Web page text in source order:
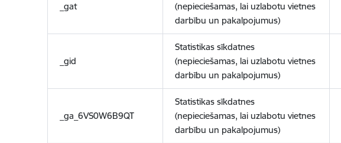
_gat
(nepieciešamas, lai uzlabotu vietnes
darbību un pakalpojumus)
_gid
Statistikas sīkdatnes
(nepieciešamas, lai uzlabotu vietnes
darbību un pakalpojumus)
_ga_6VS0W6B9QT
Statistikas sīkdatnes
(nepieciešamas, lai uzlabotu vietnes
darbību un pakalpojumus)